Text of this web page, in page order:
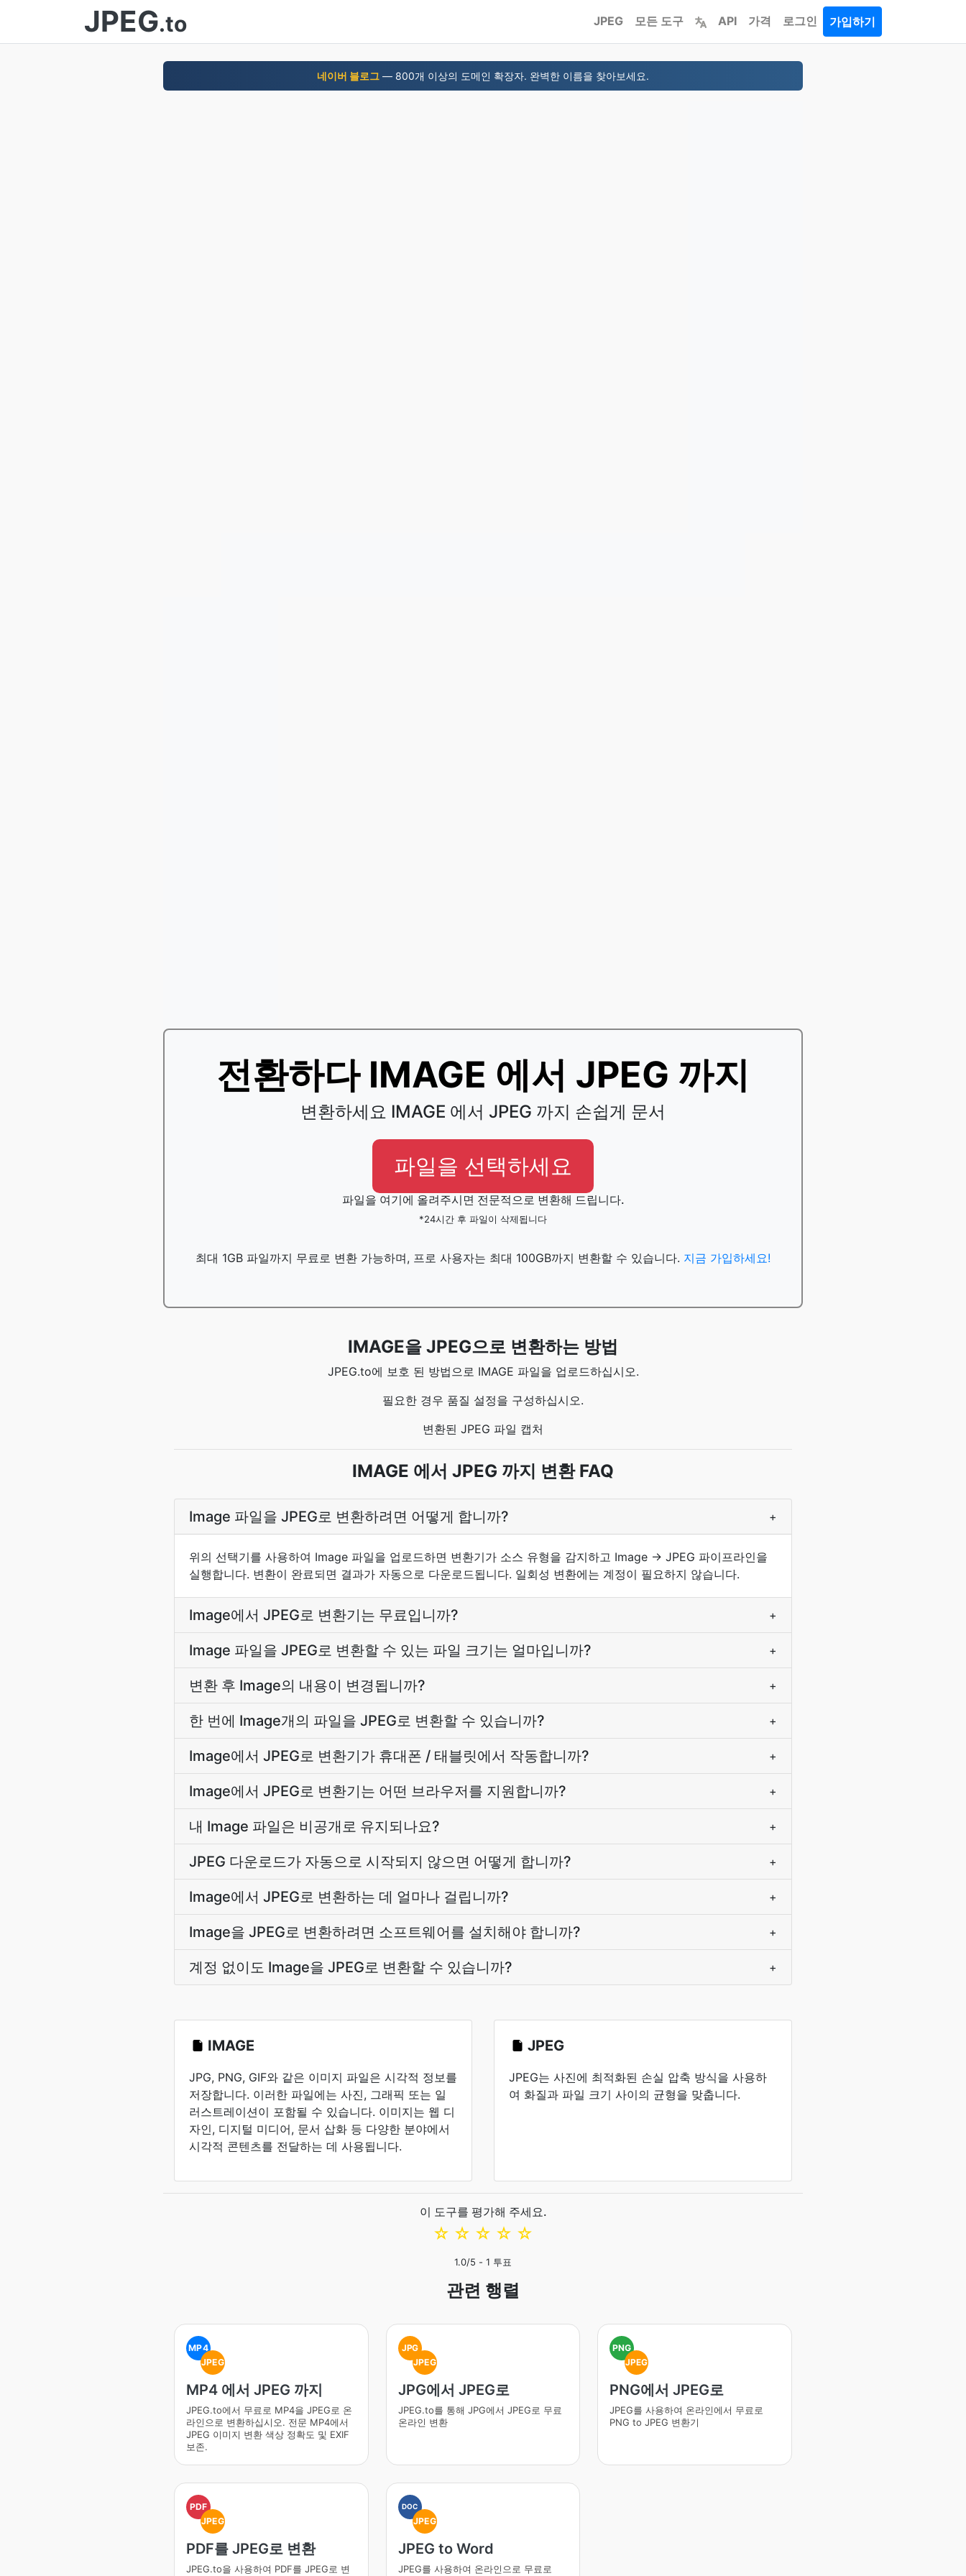
JPEG.to JPEG 모든 도구 API 가격 로그인 가입하기
네이버 블로그 — 800개 이상의 도메인 확장자. 완벽한 이름을 찾아보세요.
전환하다 IMAGE 에서 JPEG 까지
변환하세요 IMAGE 에서 JPEG 까지 손쉽게 문서
파일을 선택하세요
파일을 여기에 올려주시면 전문적으로 변환해 드립니다.
*24시간 후 파일이 삭제됩니다
최대 1GB 파일까지 무료로 변환 가능하며, 프로 사용자는 최대 100GB까지 변환할 수 있습니다. 지금 가입하세요!
IMAGE을 JPEG으로 변환하는 방법
JPEG.to에 보호 된 방법으로 IMAGE 파일을 업로드하십시오.
필요한 경우 품질 설정을 구성하십시오.
변환된 JPEG 파일 캡처
IMAGE 에서 JPEG 까지 변환 FAQ
Image 파일을 JPEG로 변환하려면 어떻게 합니까? +
위의 선택기를 사용하여 Image 파일을 업로드하면 변환기가 소스 유형을 감지하고 Image → JPEG 파이프라인을
실행합니다. 변환이 완료되면 결과가 자동으로 다운로드됩니다. 일회성 변환에는 계정이 필요하지 않습니다.
Image에서 JPEG로 변환기는 무료입니까? +
Image 파일을 JPEG로 변환할 수 있는 파일 크기는 얼마입니까? +
변환 후 Image의 내용이 변경됩니까? +
한 번에 Image개의 파일을 JPEG로 변환할 수 있습니까? +
Image에서 JPEG로 변환기가 휴대폰 / 태블릿에서 작동합니까? +
Image에서 JPEG로 변환기는 어떤 브라우저를 지원합니까? +
내 Image 파일은 비공개로 유지되나요? +
JPEG 다운로드가 자동으로 시작되지 않으면 어떻게 합니까? +
Image에서 JPEG로 변환하는 데 얼마나 걸립니까? +
Image을 JPEG로 변환하려면 소프트웨어를 설치해야 합니까? +
계정 없이도 Image을 JPEG로 변환할 수 있습니까? +
IMAGE
JPG, PNG, GIF와 같은 이미지 파일은 시각적 정보를
저장합니다. 이러한 파일에는 사진, 그래픽 또는 일
러스트레이션이 포함될 수 있습니다. 이미지는 웹 디
자인, 디지털 미디어, 문서 삽화 등 다양한 분야에서
시각적 콘텐츠를 전달하는 데 사용됩니다.
JPEG
JPEG는 사진에 최적화된 손실 압축 방식을 사용하
여 화질과 파일 크기 사이의 균형을 맞춥니다.
이 도구를 평가해 주세요.
☆
☆
☆
☆
☆
1.0/5 - 1 투표
관련 행렬
MP4
JPEG
MP4 에서 JPEG 까지
JPEG.to에서 무료로 MP4을 JPEG로 온
라인으로 변환하십시오. 전문 MP4에서
JPEG 이미지 변환 색상 정확도 및 EXIF
보존.
JPG
JPEG
JPG에서 JPEG로
JPEG.to를 통해 JPG에서 JPEG로 무료
온라인 변환
PNG
JPEG
PNG에서 JPEG로
JPEG를 사용하여 온라인에서 무료로
PNG to JPEG 변환기
PDF
JPEG
PDF를 JPEG로 변환
JPEG.to을 사용하여 PDF를 JPEG로 변
DOC
JPEG
JPEG to Word
JPEG를 사용하여 온라인으로 무료로